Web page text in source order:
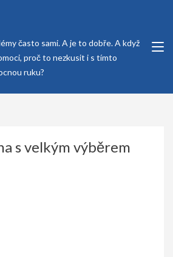
často sami. A je to dobře. A když
proč to nezkusit i s tímto
ruku?
s velkým výběrem